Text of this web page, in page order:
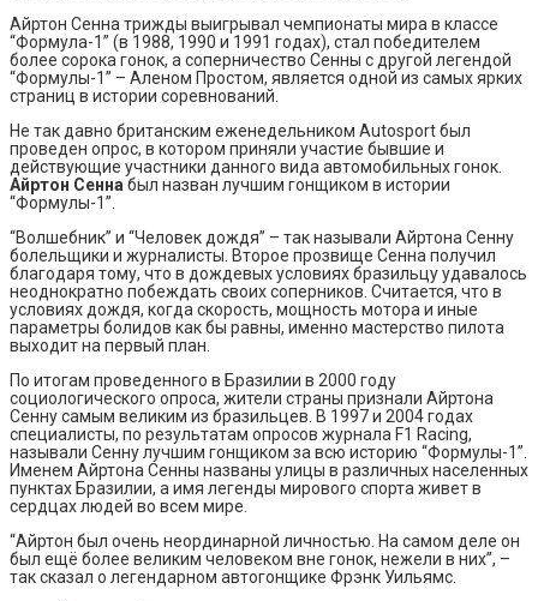
Айртон Сенна трижды выигрывал чемпионаты мира в классе
“Формула-1” (в 1988, 1990 и 1991 годах), стал победителем
более сорока гонок, а соперничество Сенны с другой легендой
“Формулы-1” – Аленом Простом, является одной из самых ярких
страниц в истории соревнований.
Не так давно британским еженедельником Autosport был
проведен опрос, в котором приняли участие бывшие и
действующие участники данного вида автомобильных гонок.
Айртон Сенна был назван лучшим гонщиком в истории
“Формулы-1”.
“Волшебник” и “Человек дождя” – так называли Айртона Сенну
болельщики и журналисты. Второе прозвище Сенна получил
благодаря тому, что в дождевых условиях бразильцу удавалось
неоднократно побеждать своих соперников. Считается, что в
условиях дождя, когда скорость, мощность мотора и иные
параметры болидов как бы равны, именно мастерство пилота
выходит на первый план.
По итогам проведенного в Бразилии в 2000 году
социологического опроса, жители страны признали Айртона
Сенну самым великим из бразильцев. В 1997 и 2004 годах
специалисты, по результатам опросов журнала F1 Racing,
называли Сенну лучшим гонщиком за всю историю “Формулы-1”.
Именем Айртона Сенны названы улицы в различных населенных
пунктах Бразилии, а имя легенды мирового спорта живет в
сердцах людей во всем мире.
“Айртон был очень неординарной личностью. На самом деле он
был ещё более великим человеком вне гонок, нежели в них”, –
так сказал о легендарном автогонщике Фрэнк Уильямс.